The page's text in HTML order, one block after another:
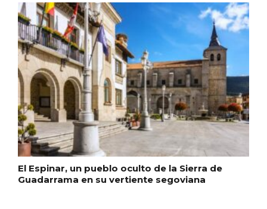
El Espinar, un pueblo oculto de la Sierra de
Guadarrama en su vertiente segoviana